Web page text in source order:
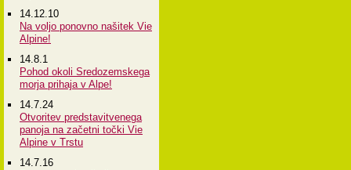
14.12.10
Na voljo ponovno našitek Vie
Alpine!
14.8.1
Pohod okoli Sredozemskega
morja prihaja v Alpe!
14.7.24
Otvoritev predstavitvenega
panoja na začetni točki Vie
Alpine v Trstu
14.7.16